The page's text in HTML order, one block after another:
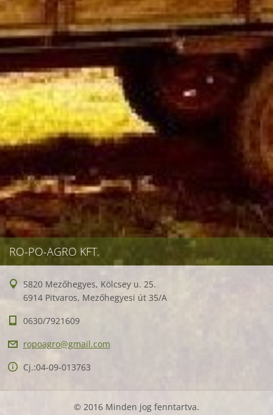
RO-PO-AGRO KFT.
5820 Mezőhegyes, Kölcsey u. 25.
6914 Pitvaros, Mezőhegyesi út 35/A
0630/7921609
ropoagro@gmail.com
Cj.:04-09-013763
© 2016 Minden jog fenntartva.